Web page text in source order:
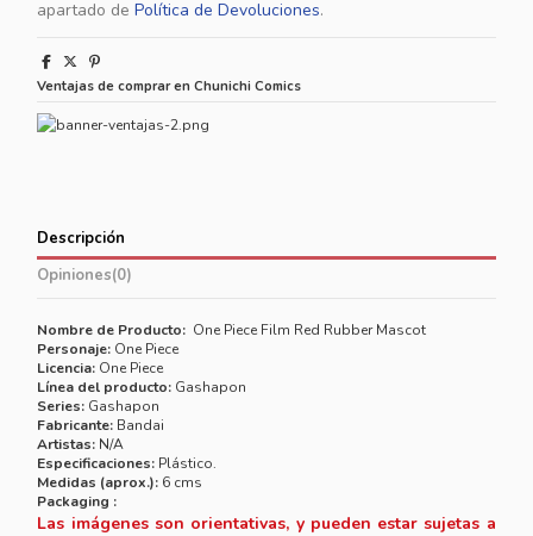
apartado dePolítica de Devoluciones.
Ventajas de comprar en Chunichi Comics
Descripción
Opiniones(0)
Nombre de Producto: One Piece Film Red Rubber Mascot
Personaje: One Piece
Licencia: One Piece
Línea del producto: Gashapon
Series: Gashapon
Fabricante: Bandai
Artistas: N/A
Especificaciones: Plástico.
Medidas (aprox.): 6 cms
Packaging :
Las imágenes son orientativas, y pueden estar sujetas a